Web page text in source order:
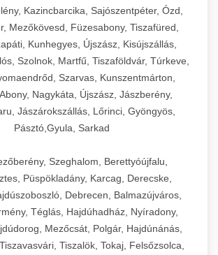
Kazincbarcika, Sajószentpéter, Ózd,
Mezőkövesd, Füzesabony, Tiszafüred,
Kunhegyes, Újszász, Kisújszállás,
Szolnok, Martfű, Tiszaföldvár, Túrkeve,
Szarvas, Kunszentmárton,
Nagykáta, Újszász, Jászberény,
Jászárokszállás, Lőrinci, Gyöngyös,
Pásztó,Gyula, Sarkad
Szeghalom, Berettyóújfalu,
Püspökladány, Karcag, Derecske,
Debrecen, Balmazújváros,
Téglás, Hajdúhadház, Nyíradony,
Mezőcsát, Polgár, Hajdúnánás,
Tiszalök, Tokaj, Felsőzsolca,